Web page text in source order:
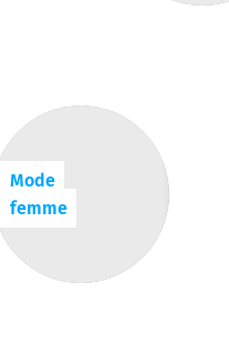
Mode
femme